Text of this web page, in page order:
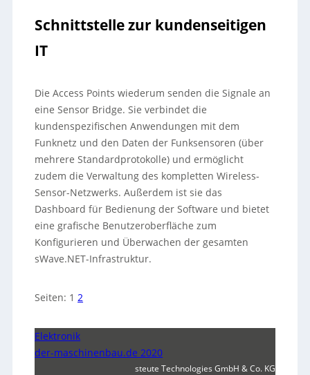
Schnittstelle zur kundenseitigen
IT
Die Access Points wiederum senden die Signale an
eine Sensor Bridge. Sie verbindet die
kundenspezifischen Anwendungen mit dem
Funknetz und den Daten der Funksensoren (über
mehrere Standardprotokolle) und ermöglicht
zudem die Verwaltung des kompletten Wireless-
Sensor-Netzwerks. Außerdem ist sie das
Dashboard für Bedienung der Software und bietet
eine grafische Benutzeroberfläche zum
Konfigurieren und Überwachen der gesamten
sWave.NET-Infrastruktur.
Seiten: 1 2
Elektronik
der-maschinenbau.de 2020
steute Technologies GmbH & Co. KG